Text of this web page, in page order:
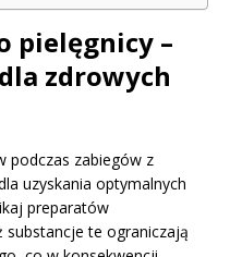
pielęgnicy –
zdrowych
podczas zabiegów z
uzyskania optymalnych
preparatów
substancje te ograniczają